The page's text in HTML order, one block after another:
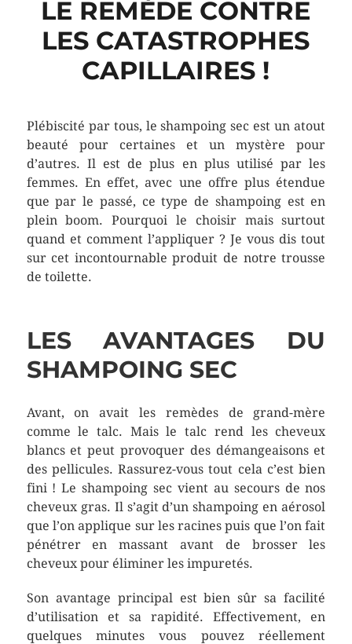
LE REMÈDE CONTRE
LES CATASTROPHES
CAPILLAIRES !
Plébiscité par tous, le shampoing sec est un atout
beauté pour certaines et un mystère pour
d’autres. Il est de plus en plus utilisé par les
femmes. En effet, avec une offre plus étendue
que par le passé, ce type de shampoing est en
plein boom. Pourquoi le choisir mais surtout
quand et comment l’appliquer ? Je vous dis tout
sur cet incontournable produit de notre trousse
de toilette.
LES AVANTAGES DU
SHAMPOING SEC
Avant, on avait les remèdes de grand-mère
comme le talc. Mais le talc rend les cheveux
blancs et peut provoquer des démangeaisons et
des pellicules. Rassurez-vous tout cela c’est bien
fini ! Le shampoing sec vient au secours de nos
cheveux gras. Il s’agit d’un shampoing en aérosol
que l’on applique sur les racines puis que l’on fait
pénétrer en massant avant de brosser les
cheveux pour éliminer les impuretés.
Son avantage principal est bien sûr sa facilité
d’utilisation et sa rapidité. Effectivement, en
quelques minutes vous pouvez réellement